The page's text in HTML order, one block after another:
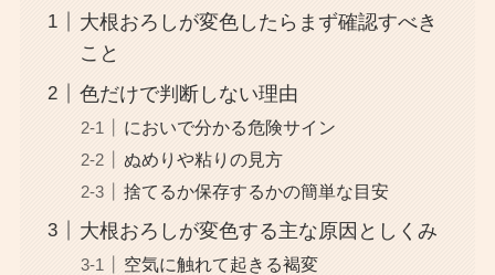
大根おろしが変色したらまず確認すべき
こと
色だけで判断しない理由
においで分かる危険サイン
ぬめりや粘りの見方
捨てるか保存するかの簡単な目安
大根おろしが変色する主な原因としくみ
空気に触れて起きる褐変